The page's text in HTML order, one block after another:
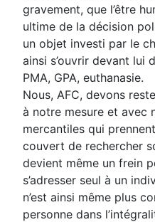
gravement, que l’être
ultime de la décision
un objet investi par le
ainsi s’ouvrir devant lui
PMA, GPA, euthanasie.
Nous, AFC, devons
à notre mesure et avec
mercantiles qui
couvert de rechercher
devient même un frein
s’adresser seul à un
n’est ainsi même plus
personne dans